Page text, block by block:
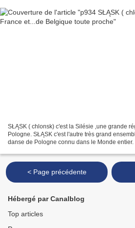
SŁĄSK ( chlonsk) c'est la Silésie ,une grande
Pologne. SŁĄSK c'est l'autre très grand
danse de Pologne connu dans le Monde
< Page précédente
Hébergé par Canalblog
Top articles